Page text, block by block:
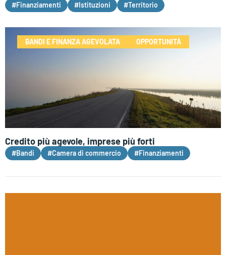
#Finanziamenti #Istituzioni #Territorio
BANDI E FINANZA AGEVOLATA OPPORTUNITÀ
Credito più agevole, imprese più forti
#Bandi #Camera di commercio #Finanziamenti